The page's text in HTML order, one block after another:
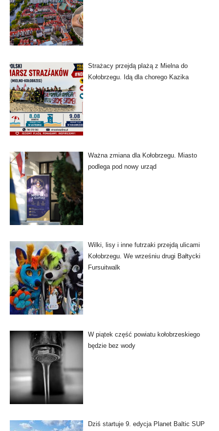
Strażacy przejdą plażą z Mielna do
Kołobrzegu. Idą dla chorego Kazika
Ważna zmiana dla Kołobrzegu. Miasto
podlega pod nowy urząd
Wilki, lisy i inne futrzaki przejdą ulicami
Kołobrzegu. We wrześniu drugi Bałtycki
Fursuitwalk
W piątek część powiatu kołobrzeskiego
będzie bez wody
Dziś startuje 9. edycja Planet Baltic SUP